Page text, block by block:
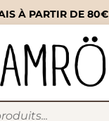
À PARTIR DE 80€